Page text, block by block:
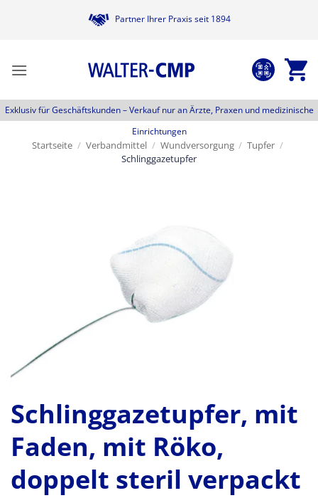
Partner Ihrer Praxis seit 1894
Exklusiv für Geschäftskunden –Verkauf nur an Ärzte, Praxen und medizinische
Einrichtungen
Startseite / Verbandmittel / Wundversorgung / Tupfer /
Schlinggazetupfer
Schlinggazetupfer, mit
Faden, mit Röko,
doppelt steril verpackt